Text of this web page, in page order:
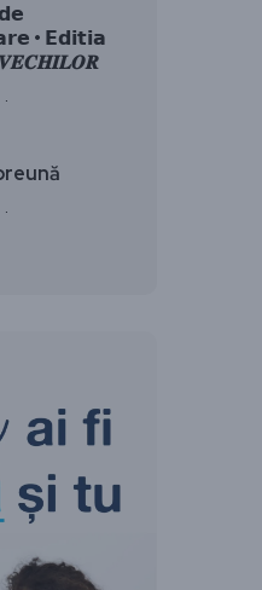
• 𝗘𝗱𝗶𝘁𝗶𝗮